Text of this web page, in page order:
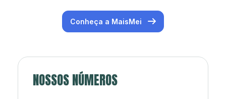
Conheça a MaisMei
NOSSOS NÚMEROS